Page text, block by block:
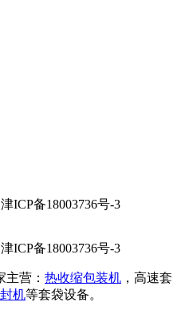
ICP备18003736号-3
ICP备18003736号-3
营： 热收缩包装机 ，高速套
机等套袋设备。